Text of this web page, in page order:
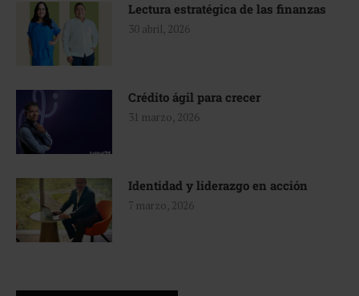
Lectura estratégica de las finanzas
30 abril, 2026
Crédito ágil para crecer
31 marzo, 2026
Identidad y liderazgo en acción
7 marzo, 2026